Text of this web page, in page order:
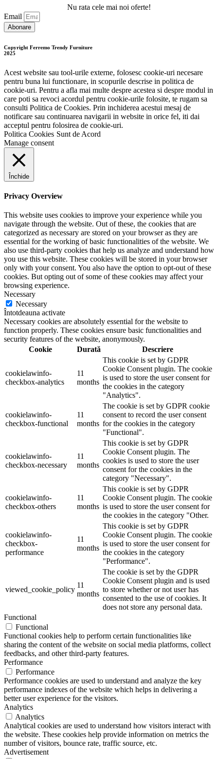
Nu rata cele mai noi oferte!
Email
Abonare
Copyright Ferremo Trendy Furniture
2025
Acest website sau tool-urile externe, folosesc cookie-uri necesare
pentru buna lui functionare, in scopurile descrise in politica de
cookie-uri. Pentru a afla mai multe despre acestea si despre modul in
care poti sa revoci acordul pentru cookie-urile folosite, te rugam sa
consulti Politica de Cookies. Prin inchiderea acestui mesaj de
notificare sau continuarea navigarii in website in orice fel, iti dai
acceptul pentru folosirea de cookie-uri.
Politica Cookies Sunt de Acord
Manage consent
Închide
Privacy Overview
This website uses cookies to improve your experience while you
navigate through the website. Out of these, the cookies that are
categorized as necessary are stored on your browser as they are
essential for the working of basic functionalities of the website. We
also use third-party cookies that help us analyze and understand how
you use this website. These cookies will be stored in your browser
only with your consent. You also have the option to opt-out of these
cookies. But opting out of some of these cookies may affect your
browsing experience.
Necessary
Necessary
Întotdeauna activate
Necessary cookies are absolutely essential for the website to
function properly. These cookies ensure basic functionalities and
security features of the website, anonymously.
Cookie
Durată Descriere
cookielawinfo-
checkbox-analytics
11
months
This cookie is set by GDPR
Cookie Consent plugin. The cookie
is used to store the user consent for
the cookies in the category
"Analytics".
cookielawinfo-
checkbox-functional
11
months
The cookie is set by GDPR cookie
consent to record the user consent
for the cookies in the category
"Functional".
cookielawinfo-
checkbox-necessary
11
months
This cookie is set by GDPR
Cookie Consent plugin. The
cookies is used to store the user
consent for the cookies in the
category "Necessary".
cookielawinfo-
checkbox-others
11
months
This cookie is set by GDPR
Cookie Consent plugin. The cookie
is used to store the user consent for
the cookies in the category "Other.
cookielawinfo-
checkbox-
performance
11
months
This cookie is set by GDPR
Cookie Consent plugin. The cookie
is used to store the user consent for
the cookies in the category
"Performance".
viewed_cookie_policy
11
months
The cookie is set by the GDPR
Cookie Consent plugin and is used
to store whether or not user has
consented to the use of cookies. It
does not store any personal data.
Functional
Functional
Functional cookies help to perform certain functionalities like
sharing the content of the website on social media platforms, collect
feedbacks, and other third-party features.
Performance
Performance
Performance cookies are used to understand and analyze the key
performance indexes of the website which helps in delivering a
better user experience for the visitors.
Analytics
Analytics
Analytical cookies are used to understand how visitors interact with
the website. These cookies help provide information on metrics the
number of visitors, bounce rate, traffic source, etc.
Advertisement